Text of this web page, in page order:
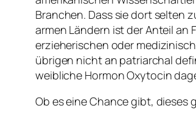
Branchen. Dass sie dort selten
armen Ländern ist der Anteil an
erzieherischen oder
übrigen nicht an patriarchal
weibliche Hormon Oxytocin
Ob es eine Chance gibt, dieses